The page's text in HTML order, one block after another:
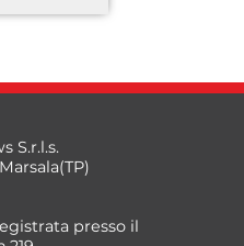
S.r.l.s.
presso il